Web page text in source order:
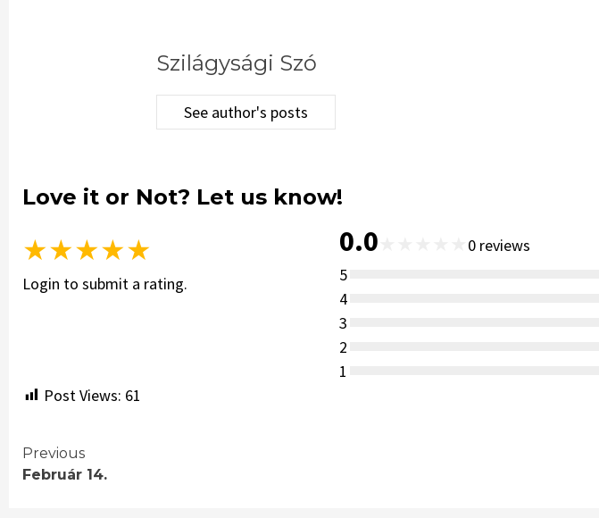
Szilágysági Szó
See author's posts
Love it or Not? Let us know!
★★★★★
Login to submit a rating.
0.0 0 reviews
5
4
3
2
1
Post Views: 61
Continue
Previous
Február 14.